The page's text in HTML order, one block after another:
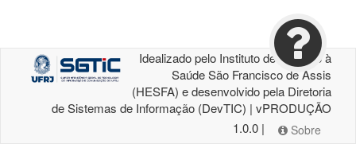
Idealizado pelo Instituto de Atenção à
Saúde São Francisco de Assis
(HESFA) e desenvolvido pela Diretoria
de Sistemas de Informação (DevTIC) | vPRODUÇÃO
1.0.0 |
Sobre